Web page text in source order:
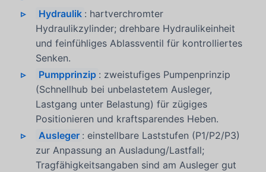
Hydraulik : hartverchromter
Hydraulikzylinder; drehbare Hydraulikeinheit
und feinfühliges Ablassventil für kontrolliertes
Senken.
Pumpprinzip : zweistufiges Pumpenprinzip
(Schnellhub bei unbelastetem Ausleger,
Lastgang unter Belastung) für zügiges
Positionieren und kraftsparendes Heben.
Ausleger : einstellbare Laststufen (P1/P2/P3)
zur Anpassung an Ausladung/Lastfall;
Tragfähigkeitsangaben sind am Ausleger gut